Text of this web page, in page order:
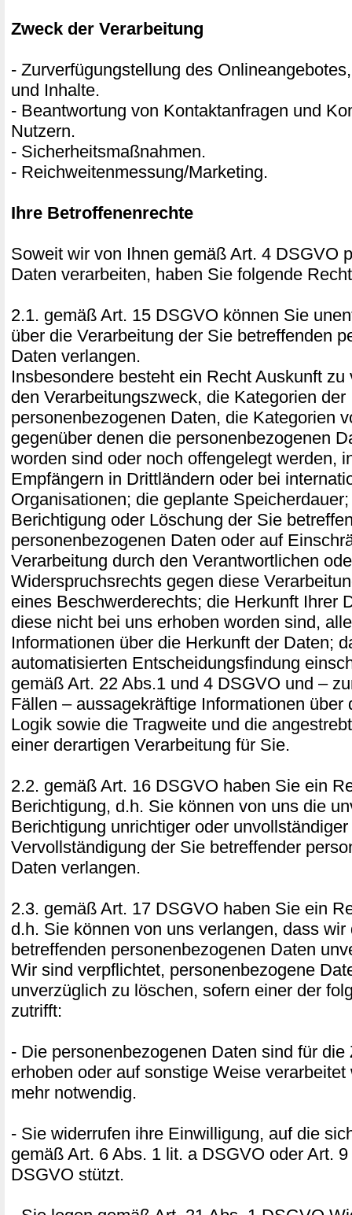
Zweck der Verarbeitung
- Zurverfügungstellung des
und Inhalte.
- Beantwortung von Kontaktanfragen und
Nutzern.
- Sicherheitsmaßnahmen.
- Reichweitenmessung/Marketing.
Ihre Betroffenenrechte
Soweit wir von Ihnen gemäß Art. 4 DSGVO
Daten verarbeiten, haben Sie folgende
2.1. gemäß Art. 15 DSGVO können Sie
über die Verarbeitung der Sie betreffenden
Daten verlangen.
Insbesondere besteht ein Recht Auskunft zu
den Verarbeitungszweck, die Kategorien der
personenbezogenen Daten, die Kategorien
gegenüber denen die personenbezogenen
worden sind oder noch offengelegt werden,
Empfängern in Drittländern oder bei
Organisationen; die geplante
Berichtigung oder Löschung der Sie
personenbezogenen Daten oder auf
Verarbeitung durch den Verantwortlichen
Widerspruchsrechts gegen diese
eines Beschwerderechts; die Herkunft Ihrer
diese nicht bei uns erhoben worden sind,
Informationen über die Herkunft der Daten;
automatisierten Entscheidungsfindung
gemäß Art. 22 Abs.1 und 4 DSGVO und –
Fällen – aussagekräftige Informationen über
Logik sowie die Tragweite und die
einer derartigen Verarbeitung für Sie.
2.2. gemäß Art. 16 DSGVO haben Sie ein
Berichtigung, d.h. Sie können von uns die
Berichtigung unrichtiger oder
Vervollständigung der Sie betreffender
Daten verlangen.
2.3. gemäß Art. 17 DSGVO haben Sie ein
d.h. Sie können von uns verlangen, dass wir
betreffenden personenbezogenen Daten
Wir sind verpflichtet, personenbezogene
unverzüglich zu löschen, sofern einer der
zutrifft:
- Die personenbezogenen Daten sind für
erhoben oder auf sonstige Weise verarbeitet
mehr notwendig.
- Sie widerrufen ihre Einwilligung, auf die
gemäß Art. 6 Abs. 1 lit. a DSGVO oder Art.
DSGVO stützt.